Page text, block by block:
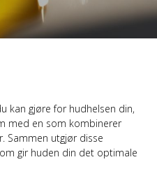
kan gjøre for hudhelsen din,
med en som kombinerer
Sammen utgjør disse
gir huden din det optimale